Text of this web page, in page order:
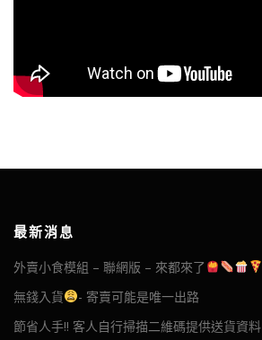
最新消息
外賣小食模組 – 聯網版 – 來都來了
無錢入貨
- 寄賣可能是唯一出路
節省人手!! 客人自行掃描二維碼提供送貨資料